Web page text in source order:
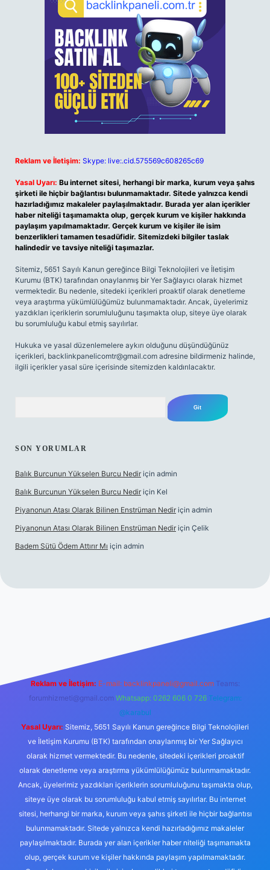
Reklam ve İletişim: Skype: live:.cid.575569c608265c69
Yasal Uyarı: Bu internet sitesi, herhangi bir marka, kurum veya şahıs
şirketi ile hiçbir bağlantısı bulunmamaktadır. Sitede yalnızca kendi
hazırladığımız makaleler paylaşılmaktadır. Burada yer alan içerikler
haber niteliği taşımamakta olup, gerçek kurum ve kişiler hakkında
paylaşım yapılmamaktadır. Gerçek kurum ve kişiler ile isim
benzerlikleri tamamen tesadüfidir. Sitemizdeki bilgiler taslak
halindedir ve tavsiye niteliği taşımazlar.
Sitemiz, 5651 Sayılı Kanun gereğince Bilgi Teknolojileri ve İletişim
Kurumu (BTK) tarafından onaylanmış bir Yer Sağlayıcı olarak hizmet
vermektedir. Bu nedenle, sitedeki içerikleri proaktif olarak denetleme
veya araştırma yükümlülüğümüz bulunmamaktadır. Ancak, üyelerimiz
yazdıkları içeriklerin sorumluluğunu taşımakta olup, siteye üye olarak
bu sorumluluğu kabul etmiş sayılırlar.
Hukuka ve yasal düzenlemelere aykırı olduğunu düşündüğünüz
içerikleri, backlinkpanelicomtr@gmail.com adresine bildirmeniz halinde,
ilgili içerikler yasal süre içerisinde sitemizden kaldırılacaktır.
SON YORUMLAR
Balık Burcunun Yükselen Burcu Nedir için admin
Balık Burcunun Yükselen Burcu Nedir için Kel
Piyanonun Atası Olarak Bilinen Enstrüman Nedir için admin
Piyanonun Atası Olarak Bilinen Enstrüman Nedir için Çelik
Badem Sütü Ödem Attırır Mı için admin
Reklam ve İletişim: E-mail: backlinkpaneli@gmail.com Teams:
forumhizmeti@gmail.com Whatsapp: 0262 606 0 726 Telegram:
@karabul
Yasal Uyarı: Sitemiz, 5651 Sayılı Kanun gereğince Bilgi Teknolojileri
ve İletişim Kurumu (BTK) tarafından onaylanmış bir Yer Sağlayıcı
olarak hizmet vermektedir. Bu nedenle, sitedeki içerikleri proaktif
olarak denetleme veya araştırma yükümlülüğümüz bulunmamaktadır.
Ancak, üyelerimiz yazdıkları içeriklerin sorumluluğunu taşımakta olup,
siteye üye olarak bu sorumluluğu kabul etmiş sayılırlar. Bu internet
sitesi, herhangi bir marka, kurum veya şahıs şirketi ile hiçbir bağlantısı
bulunmamaktadır. Sitede yalnızca kendi hazırladığımız makaleler
paylaşılmaktadır. Burada yer alan içerikler haber niteliği taşımamakta
olup, gerçek kurum ve kişiler hakkında paylaşım yapılmamaktadır.